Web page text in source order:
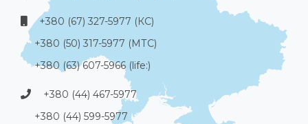
+380 (67) 327-5977 (КС)
+380 (50) 317-5977 (МТС)
+380 (63) 607-5966 (life:)
+380 (44) 467-5977
+380 (44) 599-5977